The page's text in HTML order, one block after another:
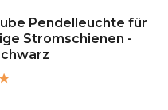
Pendelleuchte für
Stromschienen -